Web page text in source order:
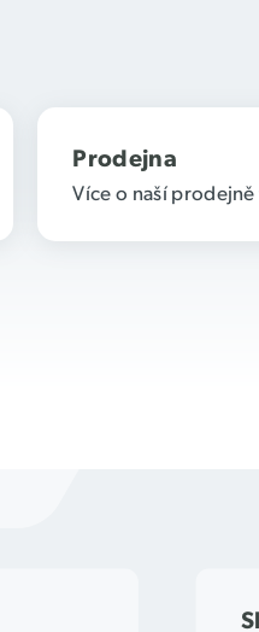
Prodejna
Více o naší